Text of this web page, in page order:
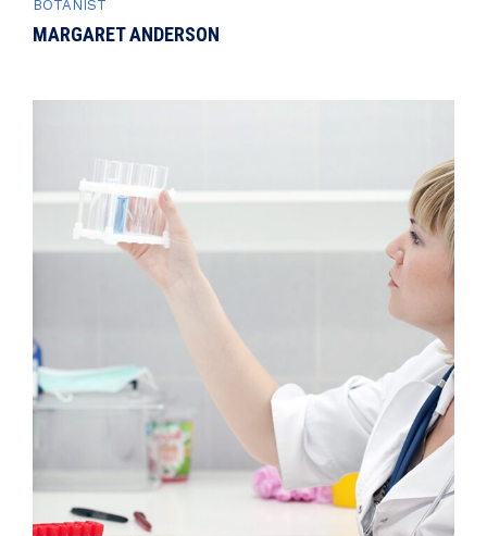
BOTANIST
MARGARET ANDERSON